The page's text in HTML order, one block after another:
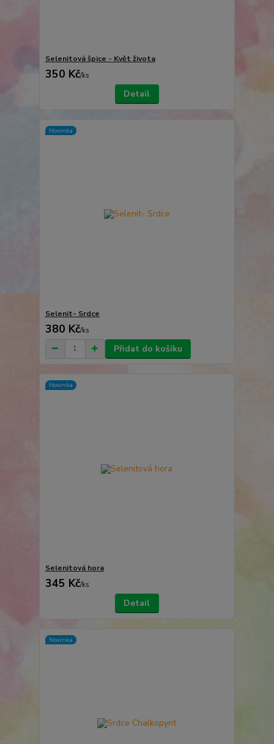
Selenitová špice - Květ života
350 Kč/ks
Detail
Novinka
Selenit- Srdce
380 Kč/ks
Přidat do košíku
Novinka
Selenitová hora
345 Kč/ks
Detail
Novinka